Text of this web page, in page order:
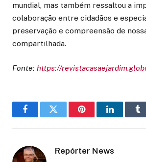
mundial, mas também ressaltou a
colaboração entre cidadãos e
preservação e compreensão de
compartilhada.
Fonte: https://
FacebookTwitter PinterestLinkedIn
Repórter News